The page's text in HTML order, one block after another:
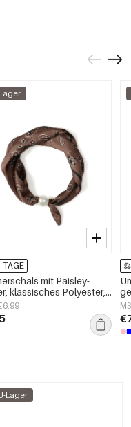
TAGE
mit Paisley-
klassisches Polyester,
Lager